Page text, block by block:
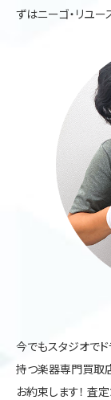
ずはニーゴ・リユー
今でもスタジオで
持つ楽器専門買取
お約束します！ 査